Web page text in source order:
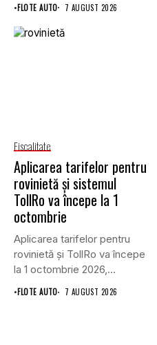
•FLOTE AUTO 7 AUGUST 2026
Fiscalitate
Aplicarea tarifelor pentru
rovinietă și sistemul
TollRo va începe la 1
octombrie
Aplicarea tarifelor pentru
rovinietă și TollRo va începe
la 1 octombrie 2026,...
•FLOTE AUTO 7 AUGUST 2026